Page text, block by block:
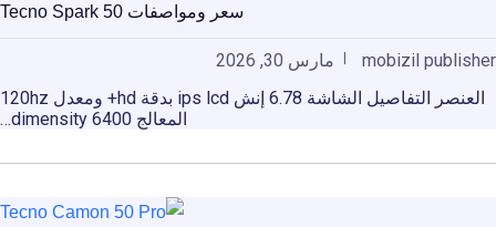
سعر ومواصفات Tecno Spark 50
mobizil publisher
مارس 30, 2026
العنصر التفاصيل الشاشة 6.78 إنش ips lcd بدقة hd+ ومعدل 120hz
المعالج dimensity 6400…